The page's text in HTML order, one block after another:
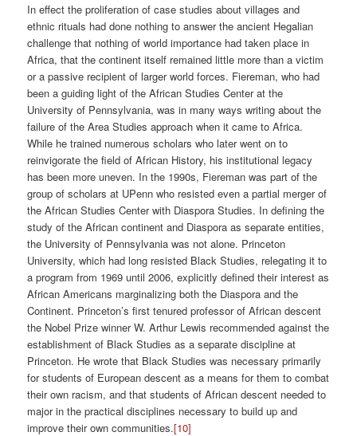
In effect the proliferation of case studies about villages and
ethnic rituals had done nothing to answer the ancient Hegalian
challenge that nothing of world importance had taken place in
Africa, that the continent itself remained little more than a victim
or a passive recipient of larger world forces. Fiereman, who had
been a guiding light of the African Studies Center at the
University of Pennsylvania, was in many ways writing about the
failure of the Area Studies approach when it came to Africa.
While he trained numerous scholars who later went on to
reinvigorate the field of African History, his institutional legacy
has been more uneven. In the 1990s, Fiereman was part of the
group of scholars at UPenn who resisted even a partial merger of
the African Studies Center with Diaspora Studies. In defining the
study of the African continent and Diaspora as separate entities,
the University of Pennsylvania was not alone. Princeton
University, which had long resisted Black Studies, relegating it to
a program from 1969 until 2006, explicitly defined their interest as
African Americans marginalizing both the Diaspora and the
Continent. Princeton’s first tenured professor of African descent
the Nobel Prize winner W. Arthur Lewis recommended against the
establishment of Black Studies as a separate discipline at
Princeton. He wrote that Black Studies was necessary primarily
for students of European descent as a means for them to combat
their own racism, and that students of African descent needed to
major in the practical disciplines necessary to build up and
improve their own communities.[10]